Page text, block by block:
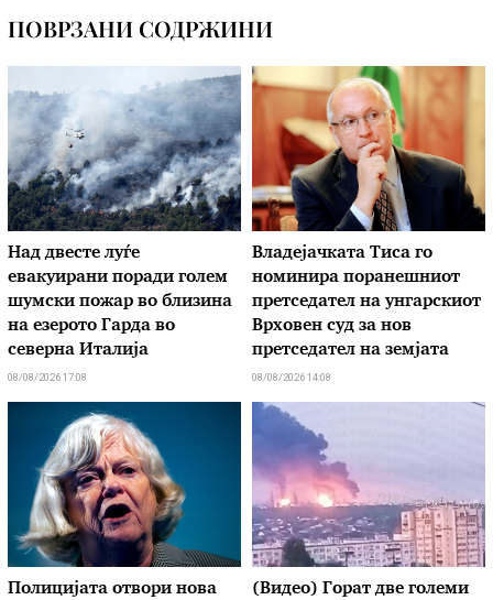
ПОВРЗАНИ СОДРЖИНИ
Над двесте луѓе
евакуирани поради голем
шумски пожар во близина
на езерото Гарда во
северна Италија
08/08/2026 17:08
Владејачката Тиса го
номинира поранешниот
претседател на унгарскиот
Врховен суд за нов
претседател на земјата
08/08/2026 14:08
Полицијата отвори нова
(Видео) Горат две големи